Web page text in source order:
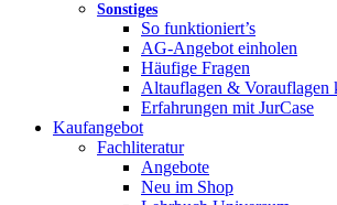
Sonstiges
So funktioniert’s
AG-Angebot einholen
Häufige Fragen
Altauflagen & Vorauflagen
Erfahrungen mit JurCase
Kaufangebot
Fachliteratur
Angebote
Neu im Shop